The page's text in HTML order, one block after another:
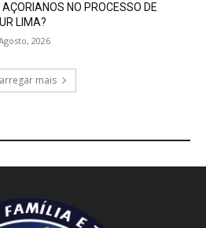
AÇORIANOS NO PROCESSO DE
LIMA?
2026
mais